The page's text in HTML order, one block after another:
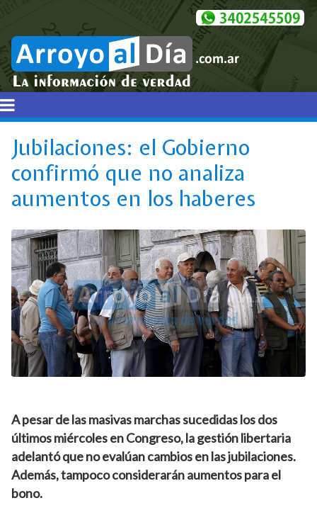
Jubilaciones: el Gobierno
confirmó que no analiza
aumentos en los haberes
A pesar de las masivas marchas sucedidas los dos
últimos miércoles en Congreso, la gestión libertaria
adelantó que no evalúan cambios en las jubilaciones.
Además, tampoco considerarán aumentos para el
bono.